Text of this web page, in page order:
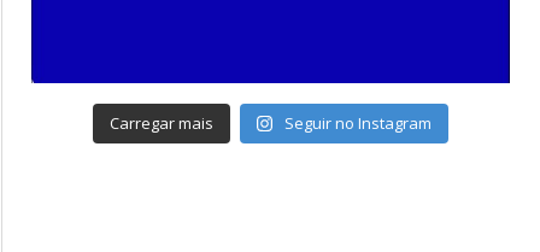
Carregar mais Seguir no Instagram